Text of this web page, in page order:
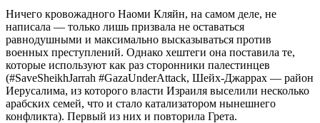
Ничего кровожадного Наоми Кляйн, на самом деле, не
написала — только лишь призвала не оставаться
равнодушными и максимально высказываться против
военных преступлений. Однако хештеги она поставила те,
которые используют как раз сторонники палестинцев
(#SaveSheikhJarrah #GazaUnderAttack, Шейх-Джаррах — район
Иерусалима, из которого власти Израиля выселили несколько
арабских семей, что и стало катализатором нынешнего
конфликта). Первый из них и повторила Грета.